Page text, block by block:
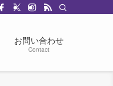
お問い合わせ
Contact